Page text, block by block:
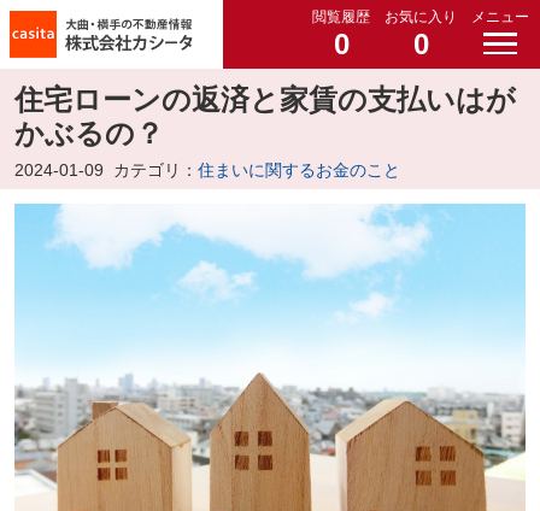
閲覧履歴
0
お気に入り
0
メニュー
住宅ローンの返済と家賃の支払いはが
かぶるの？
2024-01-09 カテゴリ： 住まいに関するお金のこと